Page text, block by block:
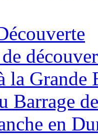
la Grande
Barrage
en